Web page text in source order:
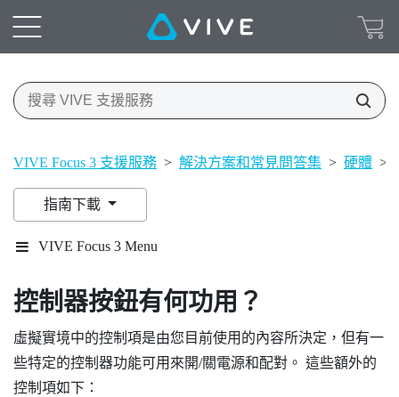
VIVE Focus 3 支援服務 > 解決方案和常見問答集 > 硬體 >
指南下載
VIVE Focus 3 Menu
控制器按鈕有何功用？
虛擬實境中的控制項是由您目前使用的內容所決定，但有一
些特定的控制器功能可用來開/關電源和配對。 這些額外的
控制項如下：